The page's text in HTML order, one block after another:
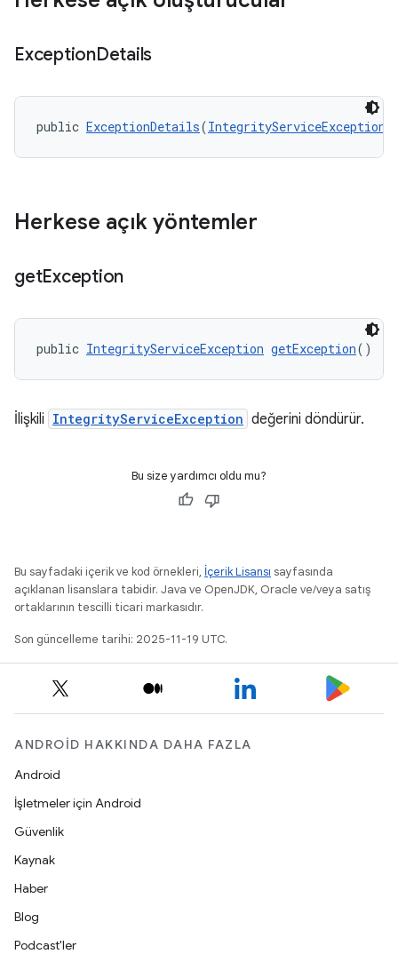
ExceptionDetails
public ExceptionDetails(IntegrityServiceException
Herkese açık yöntemler
getException
public IntegrityServiceException getException()
İlişkili IntegrityServiceException değerini döndürür.
Bu size yardımcı oldu mu?
Bu sayfadaki içerik ve kod örnekleri, İçerik Lisansı sayfasında
açıklanan lisanslara tabidir. Java ve OpenJDK, Oracle ve/veya satış
ortaklarının tescilli ticari markasıdır.
Son güncelleme tarihi: 2025-11-19 UTC.
ANDROID HAKKINDA DAHA FAZLA
Android
İşletmeler için Android
Güvenlik
Kaynak
Haber
Blog
Podcast'ler